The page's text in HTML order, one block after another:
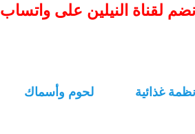
إنضم لقناة النيلين على واتساب
غذائية لحوم وأسماك